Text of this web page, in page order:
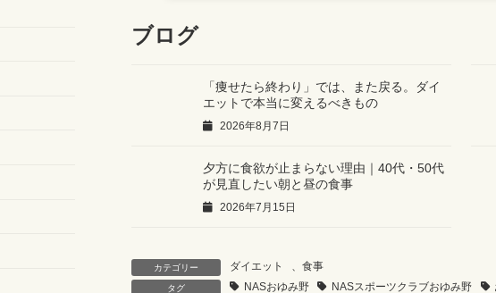
ブログ
「痩せたら終わり」では、また戻る。ダイ
エットで本当に変えるべきもの
2026年8月7日
夕方に食欲が止まらない理由｜40代・50代
が見直したい朝と昼の食事
2026年7月15日
カテゴリー ダイエット 、食事
タグ NASおゆみ野 NASスポーツクラブおゆみ野